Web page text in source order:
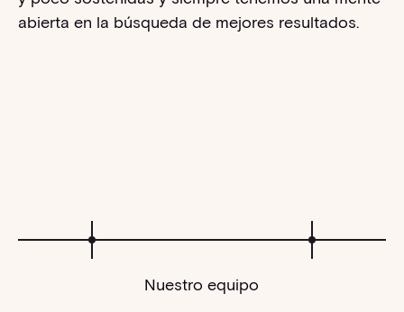
abierta en la búsqueda de mejores resultados.
Nuestro equipo